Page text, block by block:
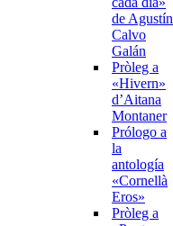
de Agustín
Calvo
Galán
Pròleg a
«Hivern»
d’Aitana
Montaner
Prólogo a
la
antología
«Cornellà
Eros»
Pròleg a